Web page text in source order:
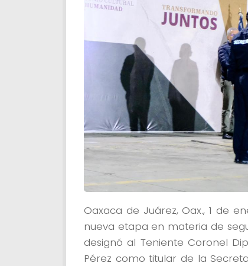
Oaxaca de Juárez, Oax., 1 de
nueva etapa en materia de
designó al Teniente Coronel
Pérez como titular de la